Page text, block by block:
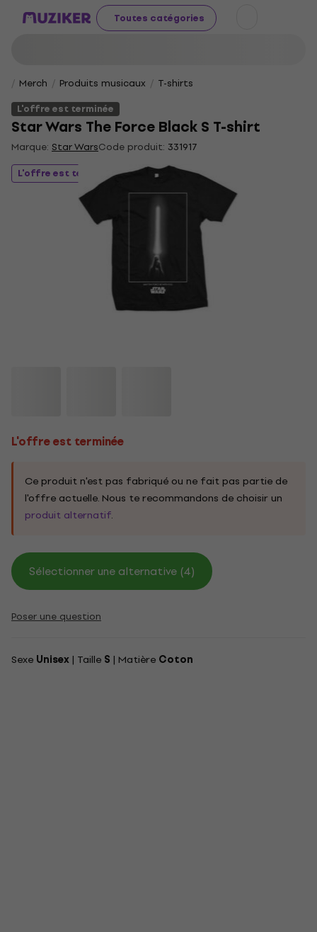
Toutes catégories
Merch Produits musicaux
T-shirts
L'offre est terminée
Star Wars The Force Black S T-shirt
Marque: Star WarsCode produit: 331917
L'offre est terminée
L'offre est terminée
Ce produit n'est pas fabriqué ou ne fait pas partie de
l'offre actuelle. Nous te recommandons de choisir un
produit alternatif.
Sélectionner une alternative (4)
Poser une question
Sexe Unisex | Taille S | Matière Coton